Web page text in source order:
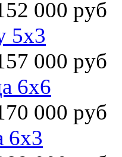
000 руб
5х3
000 руб
6х6
000 руб
6х3